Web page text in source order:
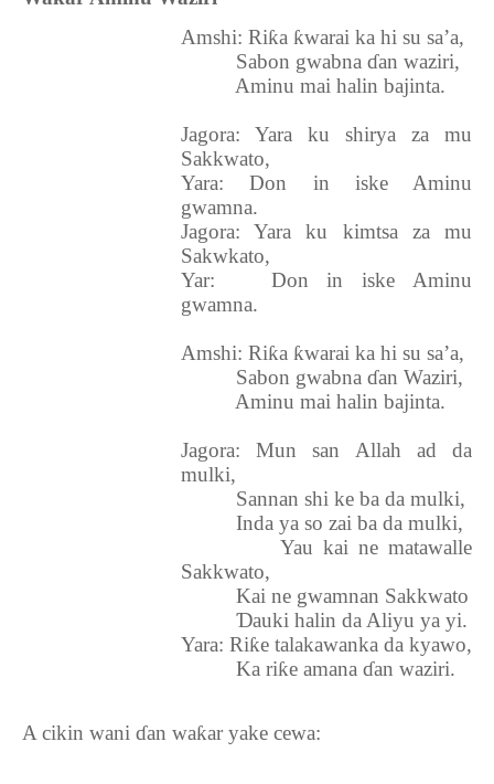
Amshi: Riƙa ƙwarai ka hi su sa’a,
Sabon gwabna ɗan waziri,
Aminu mai halin bajinta.
Jagora: Yara ku shirya za mu
Sakkwato,
Yara: Don in iske Aminu
gwamna.
Jagora: Yara ku kimtsa za mu
Sakwkato,
Yar:
Don in iske Aminu
gwamna.
Amshi: Riƙa ƙwarai ka hi su sa’a,
Sabon gwabna ɗan Waziri,
Aminu mai halin bajinta.
Jagora: Mun san Allah ad da
mulki,
Sannan shi ke ba da mulki,
Inda ya so zai ba da mulki,
Yau kai ne matawalle
Sakkwato,
Kai ne gwamnan Sakkwato
Ɗauki halin da Aliyu ya yi.
Yara: Riƙe talakawanka da kyawo,
Ka riƙe amana ɗan waziri.
A cikin wani ɗan waƙar yake cewa: